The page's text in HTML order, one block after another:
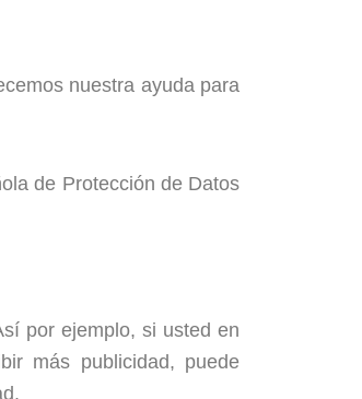
nuestra ayuda para
de Protección de Datos
por ejemplo, si usted en
más publicidad, puede